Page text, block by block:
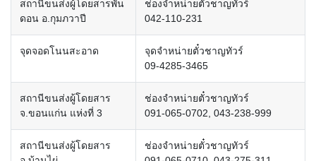
สถานีขนส่งผู้โดยสารพัน
ดอน อ.กุมภวาปี
ช่องจำหน่ายตั๋วชาญทัวร์
042-110-231
จุดจอดโนนสะอาด
จุดจำหน่ายตั๋วชาญทัวร์
09-4285-3465
สถานีขนส่งผู้โดยสาร
จ.ขอนแก่น แห่งที่ 3
ช่องจำหน่ายตั๋วชาญทัวร์
091-065-0702, 043-238-999
สถานีขนส่งผู้โดยสาร
ช่องจำหน่ายตั๋วชาญทัวร์